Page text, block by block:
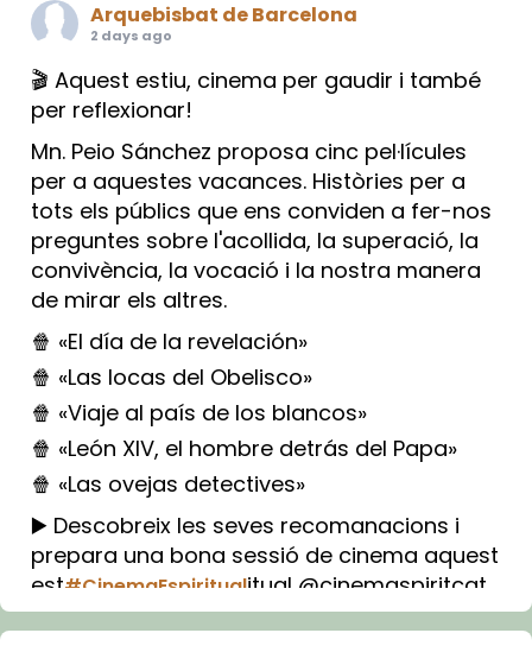
Arquebisbat de Barcelona
2 days ago
🎬 Aquest estiu, cinema per gaudir i també
per reflexionar!
Mn. Peio Sánchez proposa cinc pel·lícules
per a aquestes vacances. Històries per a
tots els públics que ens conviden a fer-nos
preguntes sobre l'acollida, la superació, la
convivència, la vocació i la nostra manera
de mirar els altres.
🍿 «El día de la revelación»
🍿 «Las locas del Obelisco»
🍿 «Viaje al país de los blancos»
🍿 «León XIV, el hombre detrás del Papa»
🍿 «Las ovejas detectives»
▶️ Descobreix les seves recomanacions i
prepara una bona sessió de cinema aquest
est#CinemaEspiritualitual @cinemaspiritcat
Imatge: Generada amb IA (OpenAI)